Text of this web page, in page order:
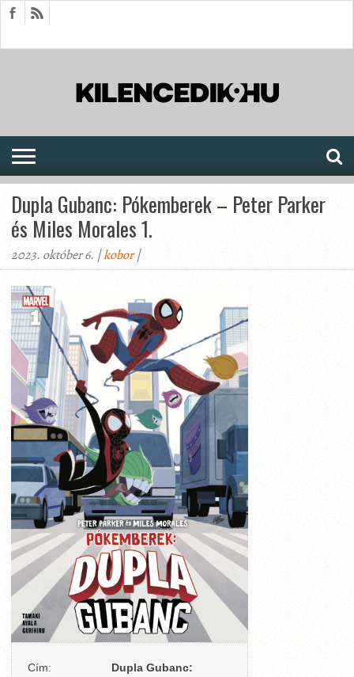
Dupla Gubanc: Pókemberek – Peter Parker
és Miles Morales 1.
2023. október 6. |kobor|
Cím:
Dupla Gubanc: